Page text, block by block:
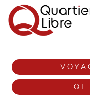
NOS DESTINATIONS
ANGLETERRE
VOS ENVIES DE
QL